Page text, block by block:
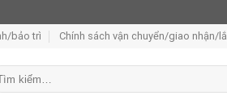
bảo trì Chính sách vận chuyển/giao nhận/